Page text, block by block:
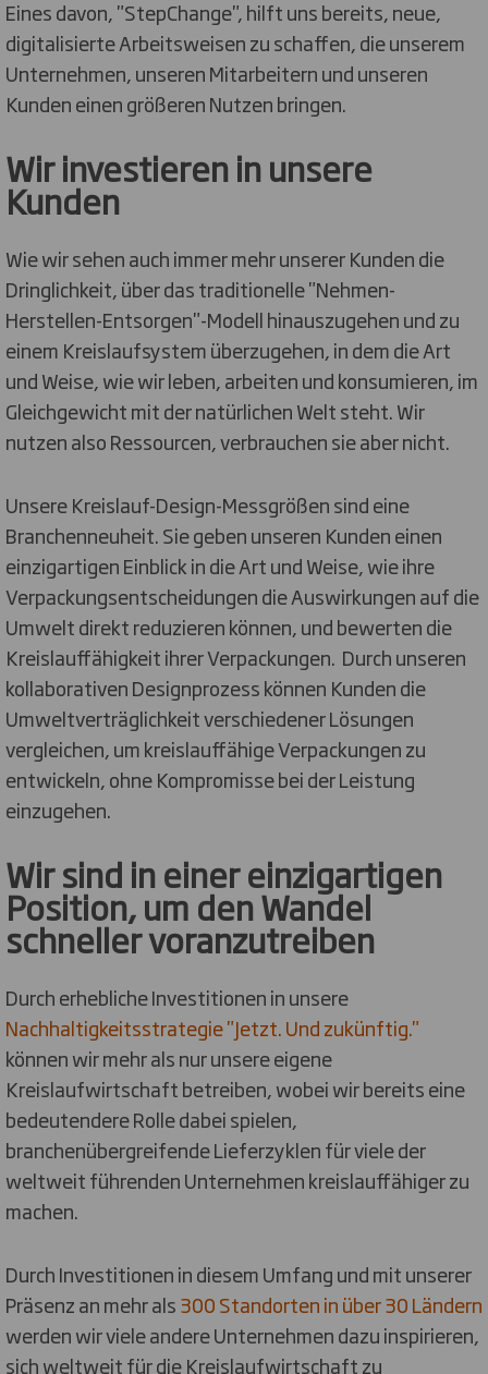
Eines davon, "StepChange", hilft uns bereits, neue,
digitalisierte Arbeitsweisen zu schaffen, die unserem
Unternehmen, unseren Mitarbeitern und unseren
Kunden einen größeren Nutzen bringen.
Wir investieren in unsere
Kunden
Wie wir sehen auch immer mehr unserer Kunden die
Dringlichkeit, über das traditionelle "Nehmen-
Herstellen-Entsorgen"-Modell hinauszugehen und zu
einem Kreislaufsystem überzugehen, in dem die Art
und Weise, wie wir leben, arbeiten und konsumieren, im
Gleichgewicht mit der natürlichen Welt steht. Wir
nutzen also Ressourcen, verbrauchen sie aber nicht.
Unsere Kreislauf-Design-Messgrößen sind eine
Branchenneuheit. Sie geben unseren Kunden einen
einzigartigen Einblick in die Art und Weise, wie ihre
Verpackungsentscheidungen die Auswirkungen auf die
Umwelt direkt reduzieren können, und bewerten die
Kreislauffähigkeit ihrer Verpackungen. Durch unseren
kollaborativen Designprozess können Kunden die
Umweltverträglichkeit verschiedener Lösungen
vergleichen, um kreislauffähige Verpackungen zu
entwickeln, ohne Kompromisse bei der Leistung
einzugehen.
Wir sind in einer einzigartigen
Position, um den Wandel
schneller voranzutreiben
Durch erhebliche Investitionen in unsere
Nachhaltigkeitsstrategie "Jetzt. Und zukünftig."
können wir mehr als nur unsere eigene
Kreislaufwirtschaft betreiben, wobei wir bereits eine
bedeutendere Rolle dabei spielen,
branchenübergreifende Lieferzyklen für viele der
weltweit führenden Unternehmen kreislauffähiger zu
machen.
Durch Investitionen in diesem Umfang und mit unserer
Präsenz an mehr als300 Standorten in über 30 Ländern
werden wir viele andere Unternehmen dazu inspirieren,
sich weltweit für die Kreislaufwirtschaft zu